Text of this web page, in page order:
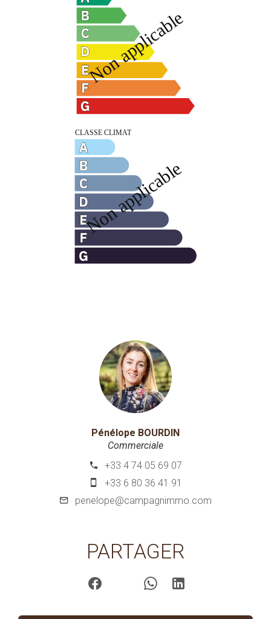
Pénélope BOURDIN
Commerciale
+33 4 74 05 69 07
+33 6 80 36 41 91
penelope@campagnimmo.com
PARTAGER